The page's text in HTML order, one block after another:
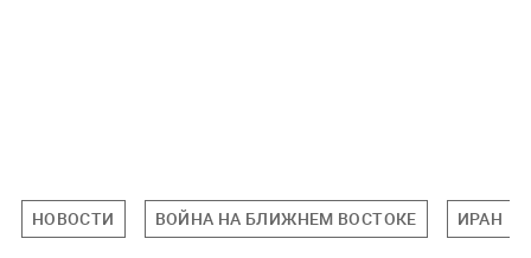
НОВОСТИ ВОЙНА НА БЛИЖНЕМ ВОСТОКЕ ИРАН